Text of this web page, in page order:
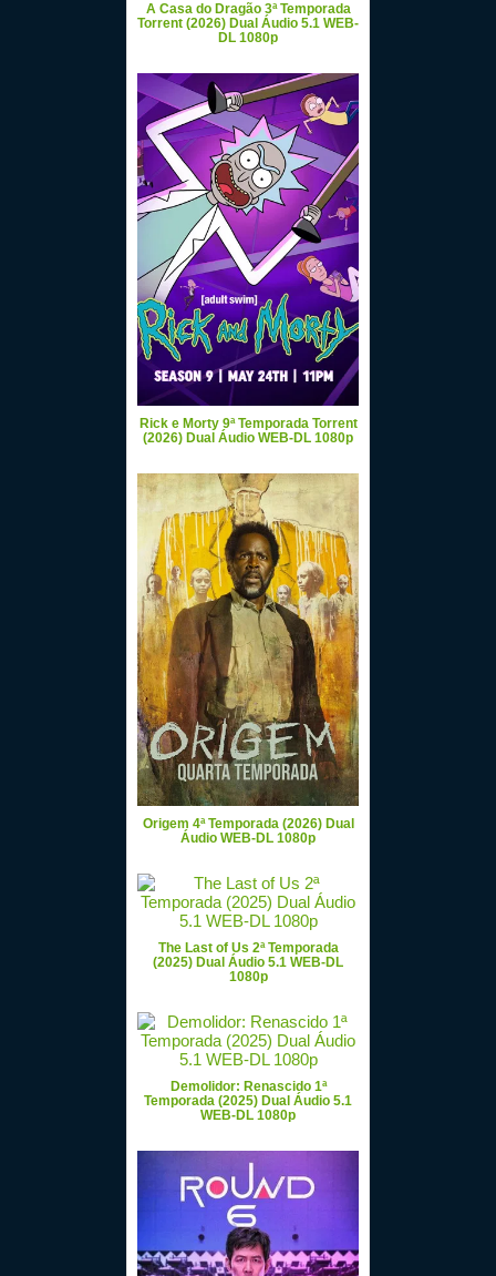
A Casa do Dragão 3ª Temporada
Torrent (2026) Dual Áudio 5.1 WEB-
DL 1080p
Rick e Morty 9ª Temporada Torrent
(2026) Dual Áudio WEB-DL 1080p
Origem 4ª Temporada (2026) Dual
Áudio WEB-DL 1080p
The Last of Us 2ª Temporada
(2025) Dual Áudio 5.1 WEB-DL
1080p
Demolidor: Renascido 1ª
Temporada (2025) Dual Áudio 5.1
WEB-DL 1080p